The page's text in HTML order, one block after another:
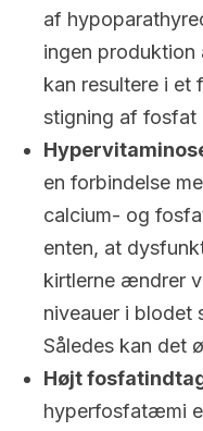
af
ingen
kan resultere i et
stigning af fosfat
en forbindelse
calcium- og
enten, at
kirtlerne ændrer
niveauer i blodet
Således kan det
Højt
hyperfosfatæmi